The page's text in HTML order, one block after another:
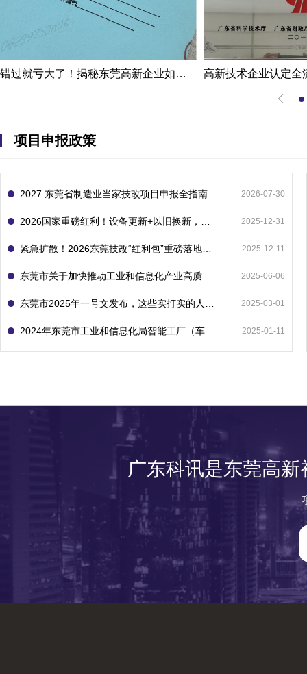
错过就亏大了！揭秘东莞高新企业如何轻松拿下省级技术改造项目300万补贴
项目申报政策
2026-07-30
2025-12-31
2025-12-11
2025-06-06
2025-03-01
2025-01-11
广东科讯是东莞高